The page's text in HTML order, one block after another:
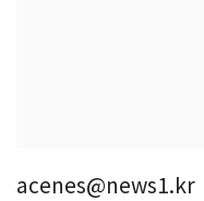
acenes@news1.kr